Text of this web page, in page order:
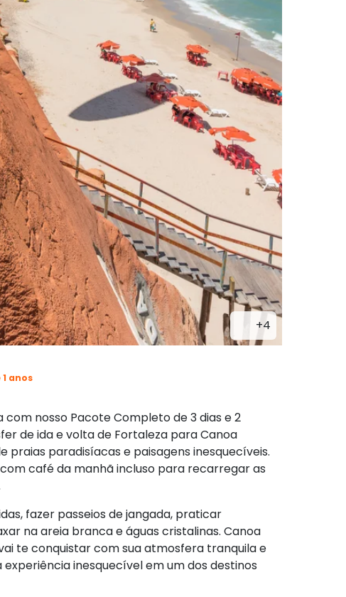
+4
anos
nosso Pacote Completo de 3 dias e 2
de ida e volta de Fortaleza para Canoa
paradisíacas e paisagens inesquecíveis.
café da manhã incluso para recarregar as
fazer passeios de jangada, praticar
na areia branca e águas cristalinas. Canoa
te conquistar com sua atmosfera tranquila e
inesquecível em um dos destinos